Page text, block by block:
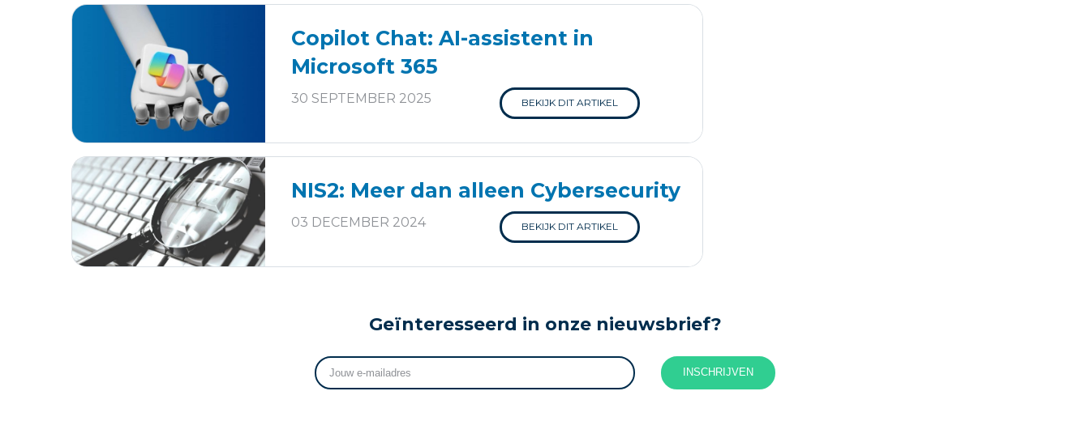
​Copilot Chat: AI-assistent in
Microsoft 365
30 SEPTEMBER 2025 BEKIJK DIT ARTIKEL
NIS2: Meer dan alleen Cybersecurity
03 DECEMBER 2024 BEKIJK DIT ARTIKEL
Geïnteresseerd in onze nieuwsbrief?
INSCHRIJVEN